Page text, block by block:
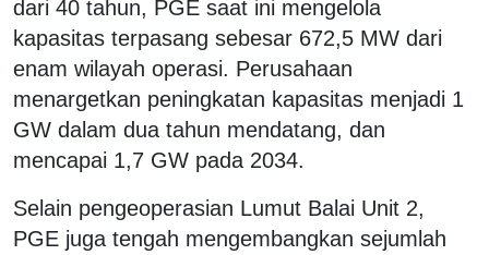
dari 40 tahun, PGE saat ini mengelola
kapasitas terpasang sebesar 672,5 MW dari
enam wilayah operasi. Perusahaan
menargetkan peningkatan kapasitas menjadi 1
GW dalam dua tahun mendatang, dan
mencapai 1,7 GW pada 2034.
Selain pengeoperasian Lumut Balai Unit 2,
PGE juga tengah mengembangkan sejumlah